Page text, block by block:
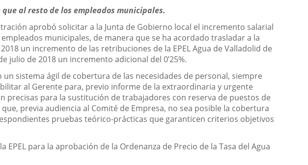
al resto de los empleados municipales.
aprobó solicitar a la Junta de Gobierno local el incremento salarial
municipales, de manera que se ha acordado trasladar a la
un incremento de las retribuciones de la EPEL Agua de Valladolid de
julio de 2018 un incremento adicional del 0’25%.
sistema ágil de cobertura de las necesidades de personal, siempre
al Gerente para, previo informe de la extraordinaria y urgente
precisas para la sustitución de trabajadores con reserva de puestos de
previa audiencia al Comité de Empresa, no sea posible la cobertura
pruebas teórico-prácticas que garanticen criterios objetivos
para la aprobación de la Ordenanza de Precio de la Tasa del Agua